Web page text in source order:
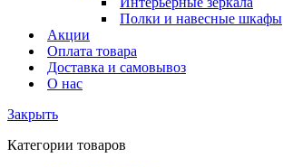
Полки и навесные шкафы
Акции
Оплата товара
Доставка и самовывоз
О нас
Закрыть
Категории товаров